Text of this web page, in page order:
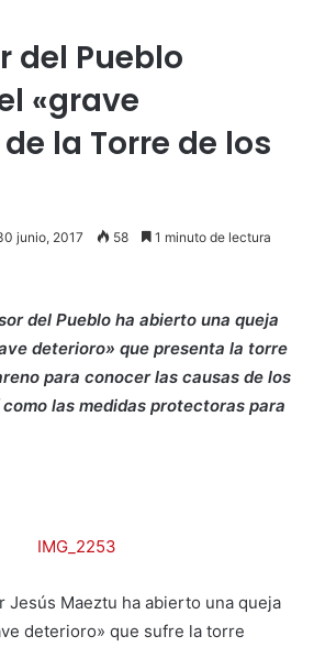
del Pueblo
«grave
la Torre de los
junio, 2017 58 1 minuto de lectura
del Pueblo ha abierto una queja
deterioro» que presenta la torre
para conocer las causas de los
las medidas protectoras para
Jesús Maeztu ha abierto una queja
deterioro» que sufre la torre